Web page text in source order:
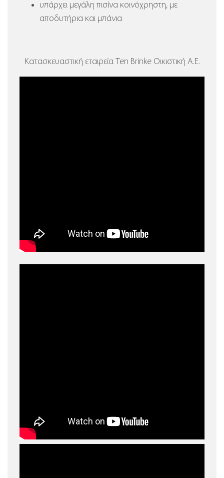
υπάρχει μεγάλη πισίνα κοινόχρηστη, με
αποδυτήρια και μπάνια
Κατασκευαστική εταιρεία Ten Brinke Οικιστική Α.Ε.